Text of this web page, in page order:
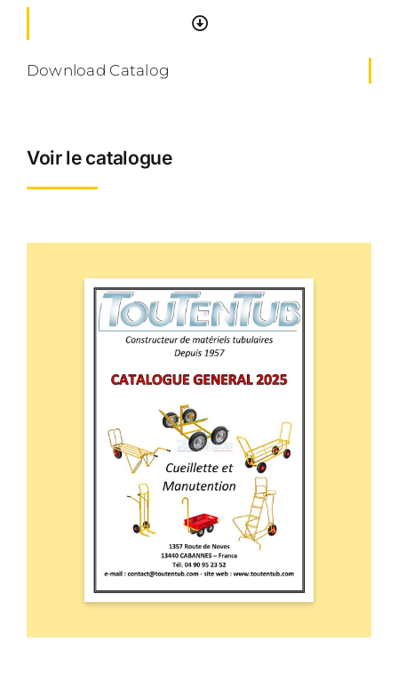
Download Catalog
Voir le catalogue